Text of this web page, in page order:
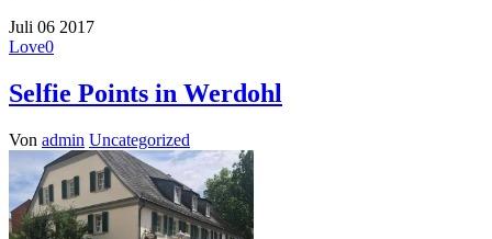
Juli 06 2017
Love0
Selfie Points in Werdohl
Von admin Uncategorized